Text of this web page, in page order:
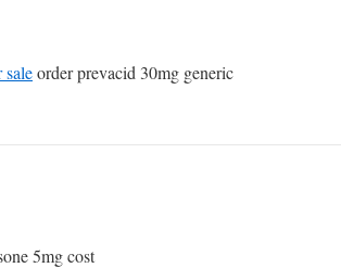
saleorder prevacid 30mg generic
5mg cost